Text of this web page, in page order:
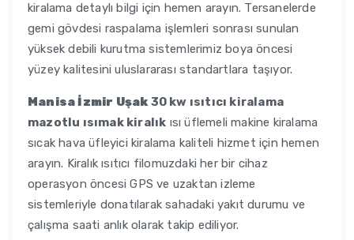
kiralama detaylı bilgi için hemen arayın. Tersanelerde
gemi gövdesi raspalama işlemleri sonrası sunulan
yüksek debili kurutma sistemlerimiz boya öncesi
yüzey kalitesini uluslararası standartlara taşıyor.
Manisa İzmir Uşak 30 kw ısıtıcı kiralama
mazotlu ısımak kiralık ısı üflemeli makine kiralama
sıcak hava üfleyici kiralama kaliteli hizmet için hemen
arayın. Kiralık ısıtıcı filomuzdaki her bir cihaz
operasyon öncesi GPS ve uzaktan izleme
sistemleriyle donatılarak sahadaki yakıt durumu ve
çalışma saati anlık olarak takip ediliyor.